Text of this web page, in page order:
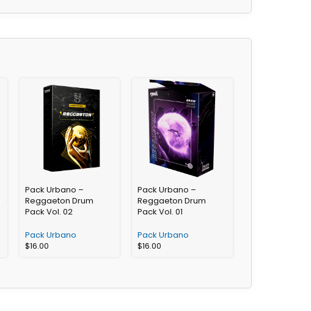
Pack Urbano –
Reggaeton Drum
Pack Vol. 02
Pack Urbano
$16.00
Pack Urbano –
Reggaeton Drum
Pack Vol. 01
Pack Urbano
$16.00